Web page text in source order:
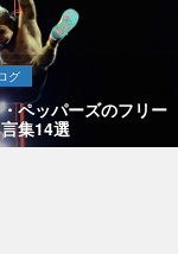
グ
ペッパーズのフリー
集14選